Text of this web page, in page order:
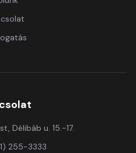
Délibáb u. 15.-17.
255-3333